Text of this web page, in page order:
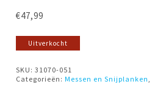
€47,99
Uitverkocht
SKU:31070-051
Categorieën:Messen en Snijplanken